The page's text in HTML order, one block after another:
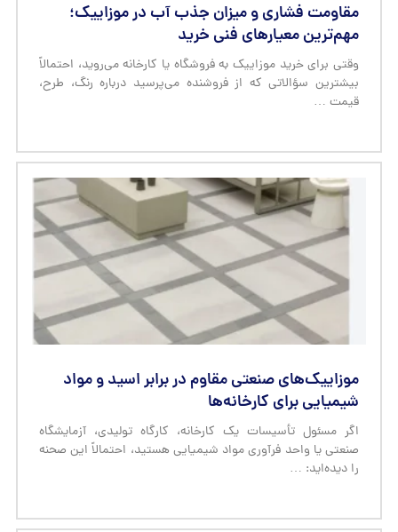
مقاومت فشاری و میزان جذب آب در موزاییک؛
مهم‌ترین معیارهای فنی خرید
وقتی برای خرید موزاییک به فروشگاه یا کارخانه می‌روید، احتمالاً
بیشترین سؤالاتی که از فروشنده می‌پرسید درباره رنگ، طرح،
قیمت …
موزاییک‌های صنعتی مقاوم در برابر اسید و مواد
شیمیایی برای کارخانه‌ها
اگر مسئول تأسیسات یک کارخانه، کارگاه تولیدی، آزمایشگاه
صنعتی یا واحد فرآوری مواد شیمیایی هستید، احتمالاً این صحنه
را دیده‌اید: …